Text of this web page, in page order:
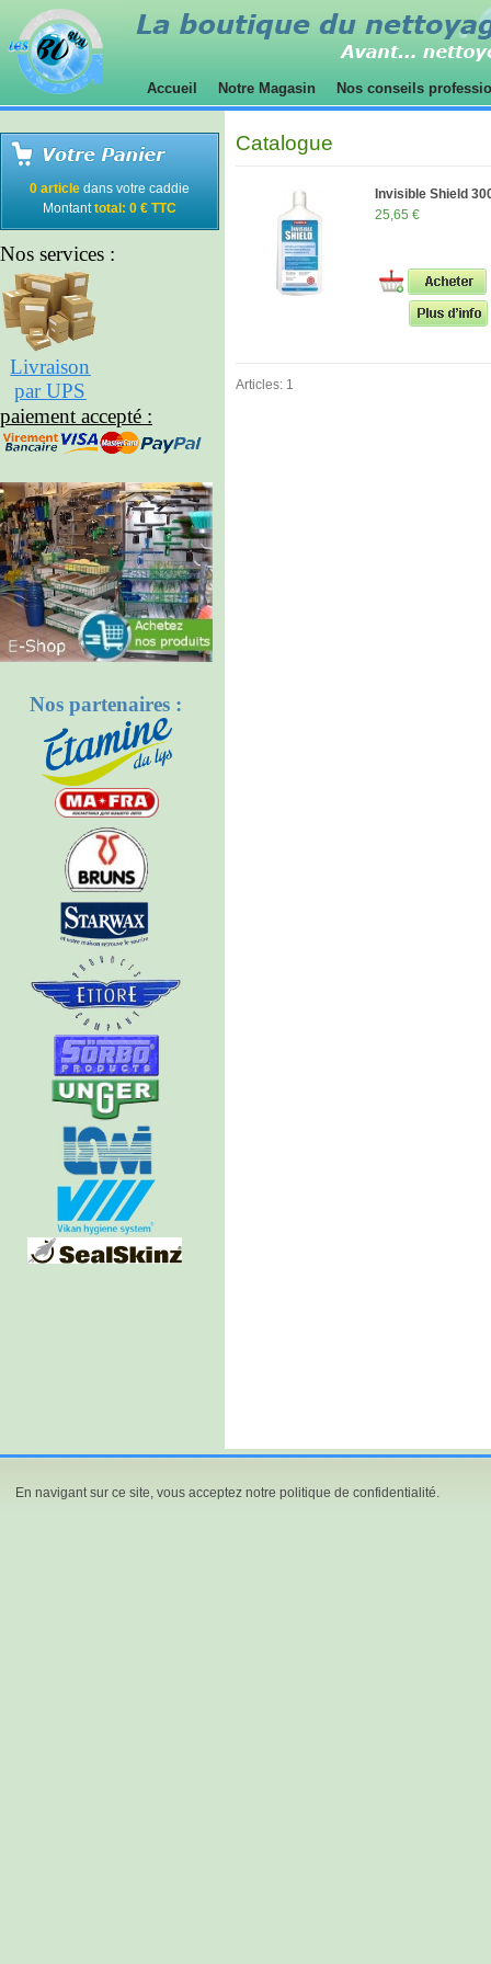
Accueil Notre Magasin Nos conseils
0 article dans votre caddie
Montanttotal: 0 € TTC
Nos services :
Livraison
par UPS
paiement accepté :
Nos partenaires :
Catalogue
Invisible Shield
25,65 €
Articles: 1
En navigant sur ce site, vous acceptez notre politique de confidentialité.